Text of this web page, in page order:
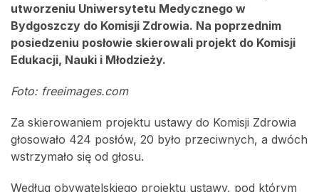
utworzeniu Uniwersytetu Medycznego w
Bydgoszczy do Komisji Zdrowia. Na poprzednim
posiedzeniu posłowie skierowali projekt do Komisji
Edukacji, Nauki i Młodzieży.
Foto: freeimages.com
Za skierowaniem projektu ustawy do Komisji Zdrowia
głosowało 424 posłów, 20 było przeciwnych, a dwóch
wstrzymało się od głosu.
Według obywatelskiego projektu ustawy, pod którym